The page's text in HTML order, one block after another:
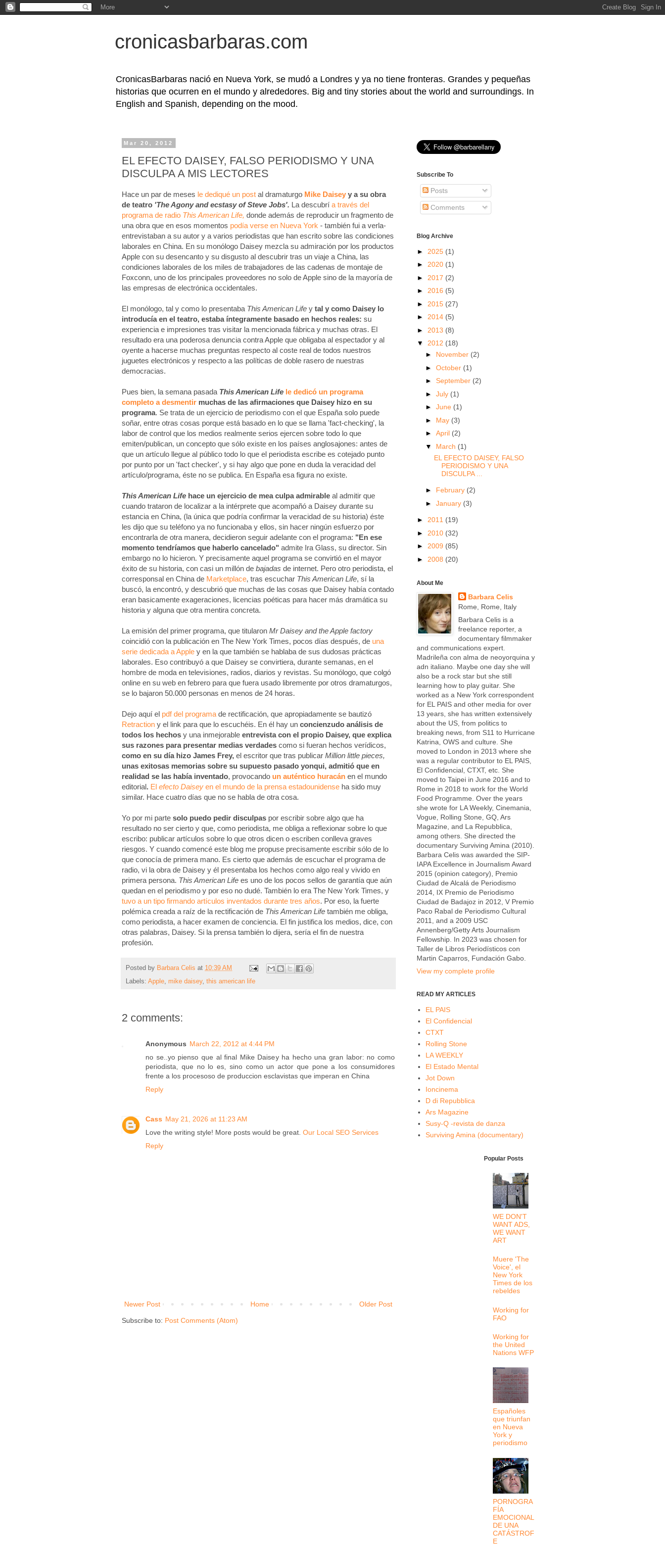
cronicasbarbaras.com
CronicasBarbaras nació en Nueva York, se mudó a Londres y ya no tiene fronteras. Grandes y pequeñas
historias que ocurren en el mundo y alrededores. Big and tiny stories about the world and surroundings. In
English and Spanish, depending on the mood.
Mar 20, 2012
EL EFECTO DAISEY, FALSO PERIODISMO Y UNA
DISCULPA A MIS LECTORES
Hace un par de meses le dediqué un post al dramaturgo Mike Daisey y a su obra
de teatro 'The Agony and ecstasy of Steve Jobs'. La descubrí a través del
programa de radio This American Life, donde además de reproducir un fragmento de
una obra que en esos momentos podía verse en Nueva York - también fui a verla-
entrevistaban a su autor y a varios periodistas que han escrito sobre las condiciones
laborales en China. En su monólogo Daisey mezcla su admiración por los productos
Apple con su desencanto y su disgusto al descubrir tras un viaje a China, las
condiciones laborales de los miles de trabajadores de las cadenas de montaje de
Foxconn, uno de los principales proveedores no solo de Apple sino de la mayoría de
las empresas de electrónica occidentales.
El monólogo, tal y como lo presentaba This American Life y tal y como Daisey lo
introducía en el teatro, estaba íntegramente basado en hechos reales: su
experiencia e impresiones tras visitar la mencionada fábrica y muchas otras. El
resultado era una poderosa denuncia contra Apple que obligaba al espectador y al
oyente a hacerse muchas preguntas respecto al coste real de todos nuestros
juguetes electrónicos y respecto a las políticas de doble rasero de nuestras
democracias.
Pues bien, la semana pasada This American Life le dedicó un programa
completo a desmentir muchas de las afirmaciones que Daisey hizo en su
programa. Se trata de un ejercicio de periodismo con el que España solo puede
soñar, entre otras cosas porque está basado en lo que se llama 'fact-checking', la
labor de control que los medios realmente serios ejercen sobre todo lo que
emiten/publican, un concepto que sólo existe en los países anglosajones: antes de
que un artículo llegue al público todo lo que el periodista escribe es cotejado punto
por punto por un 'fact checker', y si hay algo que pone en duda la veracidad del
artículo/programa, éste no se publica. En España esa figura no existe.
This American Life hace un ejercicio de mea culpa admirable al admitir que
cuando trataron de localizar a la intérprete que acompañó a Daisey durante su
estancia en China, (la única que podría confirmar la veracidad de su historia) éste
les dijo que su teléfono ya no funcionaba y ellos, sin hacer ningún esfuerzo por
encontrarla de otra manera, decidieron seguir adelante con el programa: "En ese
momento tendríamos que haberlo cancelado" admite Ira Glass, su director. Sin
embargo no lo hicieron. Y precisamente aquel programa se convirtió en el mayor
éxito de su historia, con casi un millón de bajadas de internet. Pero otro periodista, el
corresponsal en China de Marketplace, tras escuchar This American Life, sí la
buscó, la encontró, y descubrió que muchas de las cosas que Daisey había contado
eran basicamente exageraciones, licencias poéticas para hacer más dramática su
historia y alguna que otra mentira concreta.
La emisión del primer programa, que titularon Mr Daisey and the Apple factory
coincidió con la publicación en The New York Times, pocos días después, de una
serie dedicada a Apple y en la que también se hablaba de sus dudosas prácticas
laborales. Eso contribuyó a que Daisey se convirtiera, durante semanas, en el
hombre de moda en televisiones, radios, diarios y revistas. Su monólogo, que colgó
online en su web en febrero para que fuera usado libremente por otros dramaturgos,
se lo bajaron 50.000 personas en menos de 24 horas.
Dejo aquí el pdf del programa de rectificación, que apropiadamente se bautizó
Retraction y el link para que lo escuchéis. En él hay un concienzudo análisis de
todos los hechos y una inmejorable entrevista con el propio Daisey, que explica
sus razones para presentar medias verdades como si fueran hechos verídicos,
como en su día hizo James Frey, el escritor que tras publicar Million little pieces,
unas exitosas memorias sobre su supuesto pasado yonqui, admitió que en
realidad se las había inventado, provocando un auténtico huracán en el mundo
editorial. El efecto Daisey en el mundo de la prensa estadounidense ha sido muy
similar. Hace cuatro días que no se habla de otra cosa.
Yo por mi parte solo puedo pedir disculpas por escribir sobre algo que ha
resultado no ser cierto y que, como periodista, me obliga a reflexionar sobre lo que
escribo: publicar artículos sobre lo que otros dicen o escriben conlleva graves
riesgos. Y cuando comencé este blog me propuse precisamente escribir sólo de lo
que conocía de primera mano. Es cierto que además de escuchar el programa de
radio, vi la obra de Daisey y él presentaba los hechos como algo real y vivido en
primera persona. This American Life es uno de los pocos sellos de garantía que aún
quedan en el periodismo y por eso no dudé. También lo era The New York Times, y
tuvo a un tipo firmando artículos inventados durante tres años. Por eso, la fuerte
polémica creada a raíz de la rectificación de This American Life también me obliga,
como periodista, a hacer examen de conciencia. El fin justifica los medios, dice, con
otras palabras, Daisey. Si la prensa también lo dijera, sería el fin de nuestra
profesión.
Posted by Barbara Celis at 10:39 AM
Labels: Apple mike daisey, this american life
2 comments:
Anonymous March 22, 2012 at 4:44 PM
no se..yo pienso que al final Mike Daisey ha hecho una gran labor: no como
periodista, que no lo es, sino como un actor que pone a los consumidores
frente a los procesoso de produccion esclavistas que imperan en China
Reply
Cass May 21, 2026 at 11:23 AM
Love the writing style! More posts would be great. Our Local SEO Services
Reply
Newer Post Older Post
Home
Subscribe to: Post Comments (Atom)
Subscribe To
Posts
Comments
Blog Archive
► 2025 (1)
► 2020 (1)
► 2017 (2)
► 2016 (5)
► 2015 (27)
► 2014 (5)
► 2013 (8)
▼ 2012 (18)
► November (2)
► October (1)
► September (2)
► July (1)
► June (1)
► May (3)
► April (2)
▼ March (1)
EL EFECTO DAISEY, FALSO
PERIODISMO Y UNA
DISCULPA ...
► February (2)
► January (3)
► 2011 (19)
► 2010 (32)
► 2009 (85)
► 2008 (20)
About Me
Barbara Celis
Rome, Rome, Italy
Barbara Celis is a
freelance reporter, a
documentary filmmaker
and communications expert.
Madrileña con alma de neoyorquina y
adn italiano. Maybe one day she will
also be a rock star but she still
learning how to play guitar. She
worked as a New York correspondent
for EL PAIS and other media for over
13 years, she has written extensively
about the US, from politics to
breaking news, from S11 to Hurricane
Katrina, OWS and culture. She
moved to London in 2013 where she
was a regular contributor to EL PAIS,
El Confidencial, CTXT, etc. She
moved to Taipei in June 2016 and to
Rome in 2018 to work for the World
Food Programme. Over the years
she wrote for LA Weekly, Cinemania,
Vogue, Rolling Stone, GQ, Ars
Magazine, and La Repubblica,
among others. She directed the
documentary Surviving Amina (2010).
Barbara Celis was awarded the SIP-
IAPA Excellence in Journalism Award
2015 (opinion category), Premio
Ciudad de Alcalá de Periodismo
2014, IX Premio de Periodismo
Ciudad de Badajoz in 2012, V Premio
Paco Rabal de Periodismo Cultural
2011, and a 2009 USC
Annenberg/Getty Arts Journalism
Fellowship. In 2023 was chosen for
Taller de Libros Periodísticos con
Martin Caparros, Fundación Gabo.
View my complete profile
READ MY ARTICLES
EL PAIS
El Confidencial
CTXT
Rolling Stone
LA WEEKLY
El Estado Mental
Jot Down
Ioncinema
D di Repubblica
Ars Magazine
Susy-Q -revista de danza
Surviving Amina (documentary)
Popular Posts
WE DON'T
WANT ADS,
WE WANT
ART
Muere 'The
Voice', el
New York
Times de los
rebeldes
Working for
FAO
Working for
the United
Nations WFP
Españoles
que triunfan
en Nueva
York y
periodismo
PORNOGRA
FÍA
EMOCIONAL
DE UNA
CATÁSTROF
E